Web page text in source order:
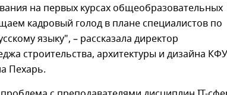
на первых курсах общеобразовательных
кадровый голод в плане специалистов по
языку", – рассказала директор
строительства, архитектуры и дизайна
Пехарь.